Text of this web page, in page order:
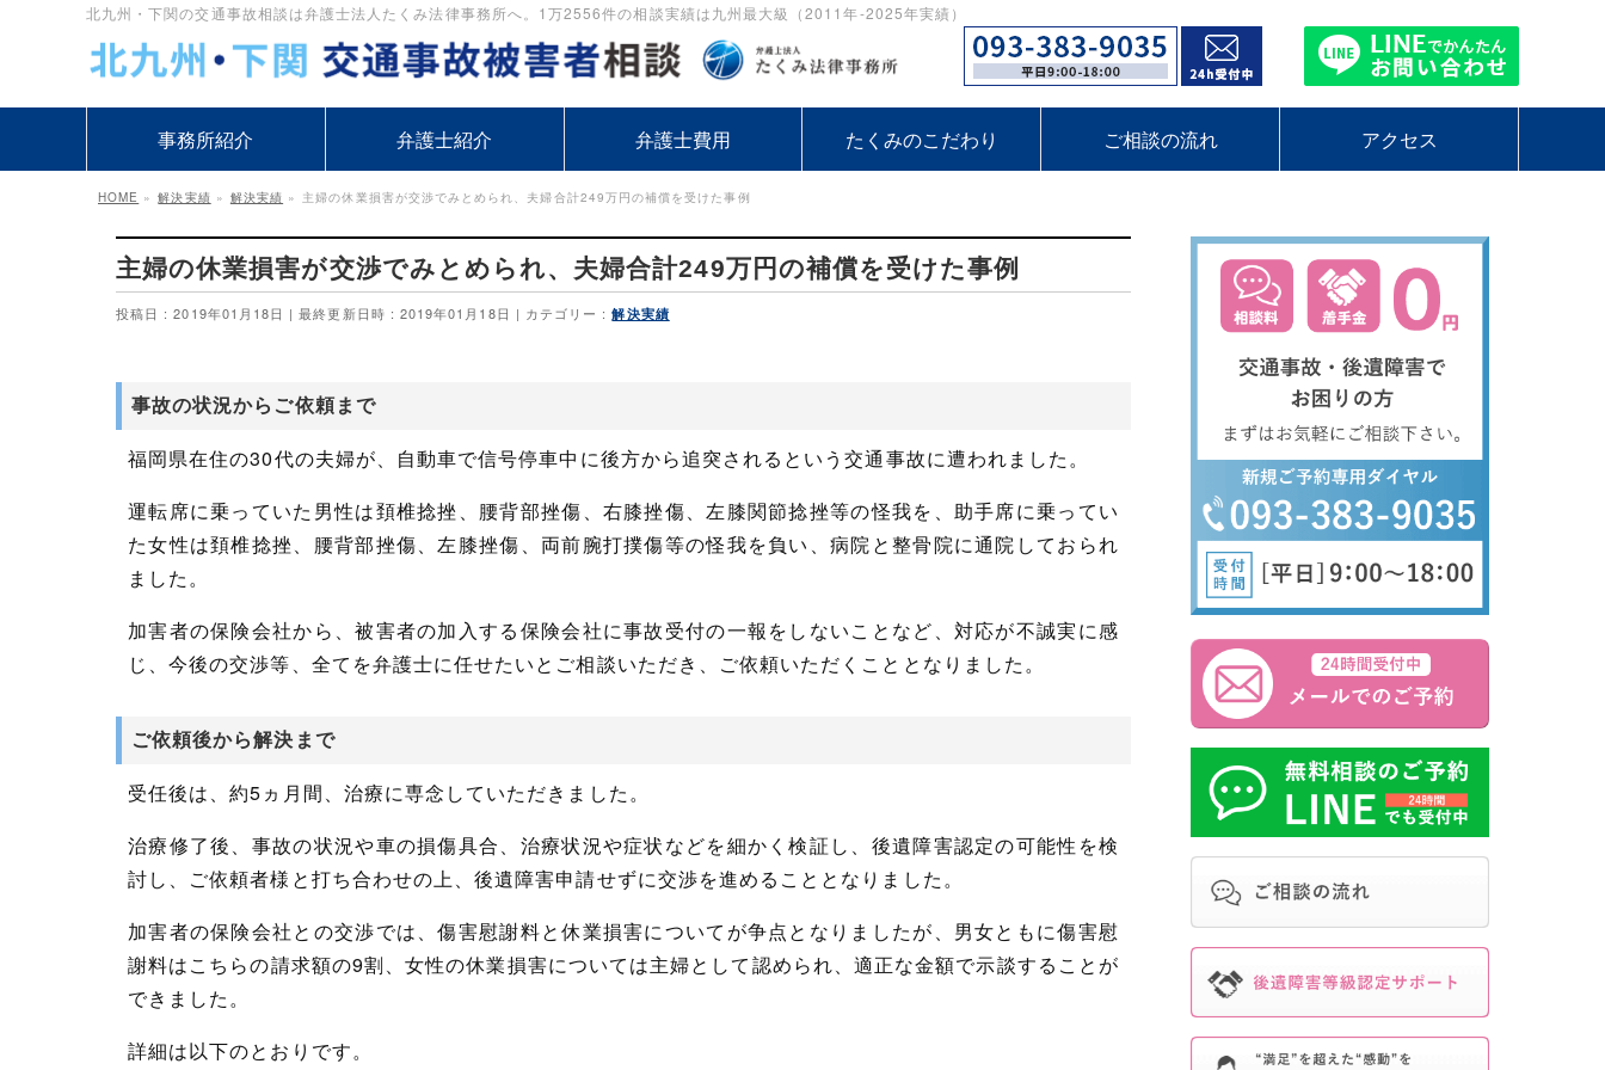
北九州・下関の交通事故相談は弁護士法人たくみ法律事務所へ。1万2556件の相談実績は九州最大級（2011年-2025年実績）
事務所紹介 弁護士紹介 弁護士費用 たくみのこだわり ご相談の流れ アクセス
HOME » 解決実績 » 解決実績 » 主婦の休業損害が交渉でみとめられ、夫婦合計249万円の補償を受けた事例
主婦の休業損害が交渉でみとめられ、夫婦合計249万円の補償を受けた事例
投稿日 : 2019年01月18日 最終更新日時 : 2019年01月18日 カテゴリー :解決実績
事故の状況からご依頼まで
福岡県在住の30代の夫婦が、自動車で信号停車中に後方から追突されるという交通事故に遭われました。
運転席に乗っていた男性は頚椎捻挫、腰背部挫傷、右膝挫傷、左膝関節捻挫等の怪我を、助手席に乗ってい
た女性は頚椎捻挫、腰背部挫傷、左膝挫傷、両前腕打撲傷等の怪我を負い、病院と整骨院に通院しておられ
ました。
加害者の保険会社から、被害者の加入する保険会社に事故受付の一報をしないことなど、対応が不誠実に感
じ、今後の交渉等、全てを弁護士に任せたいとご相談いただき、ご依頼いただくこととなりました。
ご依頼後から解決まで
受任後は、約5ヵ月間、治療に専念していただきました。
治療修了後、事故の状況や車の損傷具合、治療状況や症状などを細かく検証し、後遺障害認定の可能性を検
討し、ご依頼者様と打ち合わせの上、後遺障害申請せずに交渉を進めることとなりました。
加害者の保険会社との交渉では、傷害慰謝料と休業損害についてが争点となりましたが、男女ともに傷害慰
謝料はこちらの請求額の9割、女性の休業損害については主婦として認められ、適正な金額で示談することが
できました。
詳細は以下のとおりです。